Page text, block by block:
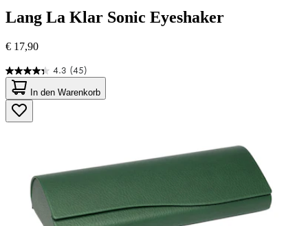
Lang La Klar Sonic Eyeshaker
€ 17,90
4.3 (45)
4.3
von
5
Sternen.
45
In den Warenkorb